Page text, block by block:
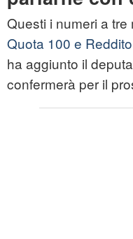
Questi i numeri a tre
Quota 100 e
ha aggiunto il
confermerà per il